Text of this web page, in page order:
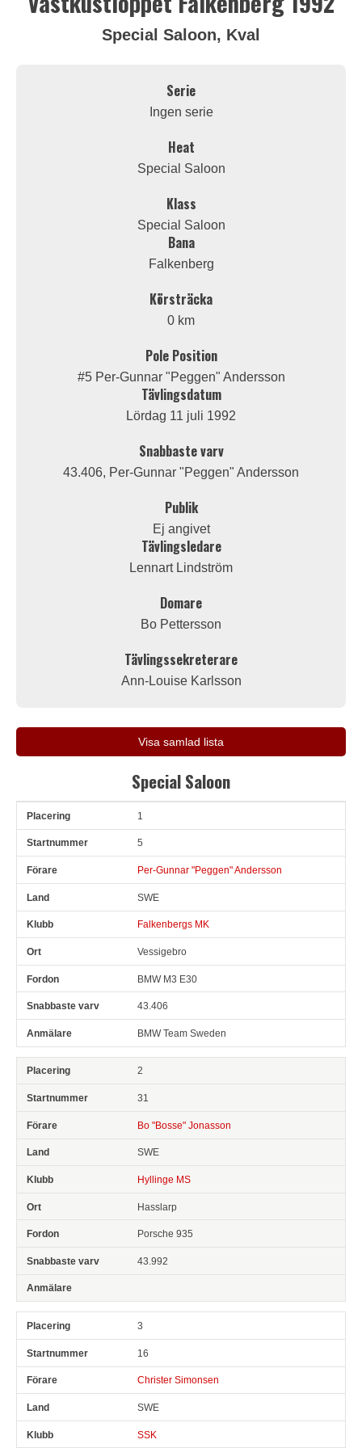
Special Saloon, Kval
Serie
Ingen serie
Heat
Special Saloon
Klass
Special Saloon
Bana
Falkenberg
Körsträcka
0 km
Pole Position
#5 Per-Gunnar "Peggen" Andersson
Tävlingsdatum
Lördag 11 juli 1992
Snabbaste varv
43.406, Per-Gunnar "Peggen" Andersson
Publik
Ej angivet
Tävlingsledare
Lennart Lindström
Domare
Bo Pettersson
Tävlingssekreterare
Ann-Louise Karlsson
Visa samlad lista
Special Saloon
Pl Snr 1
5
Per-Gunnar "Peggen" Andersson
SWE
Falkenbergs MK
Vessigebro
BMW M3 E30
43.406
BMW Team Sweden
2
31
Bo "Bosse" Jonasson
SWE
Hyllinge MS
Hasslarp
Porsche 935
43.992
3
16
Christer Simonsen
SWE
SSK